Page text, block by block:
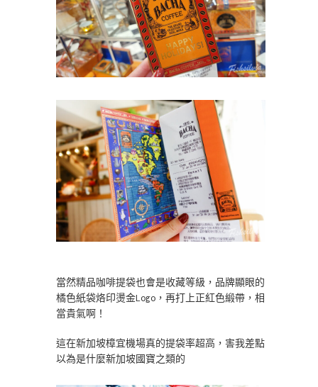
當然精品咖啡提袋也會是收藏等級，品牌顯眼的
橘色紙袋烙印燙金Logo，再打上正紅色緞帶，相
當貴氣啊！
這在新加坡樟宜機場真的提袋率超高，害我差點
以為是什麼新加坡國寶之類的